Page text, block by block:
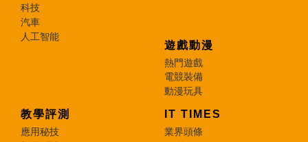
科技
汽車
人工智能
遊戲動漫
熱門遊戲
電競裝備
動漫玩具
教學評測
應用秘技
IT TIMES
業界頭條